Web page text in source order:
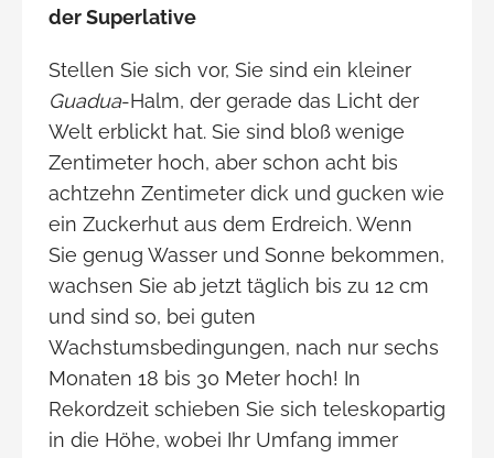
der Superlative
Stellen Sie sich vor, Sie sind ein kleiner
Guadua-Halm, der gerade das Licht der
Welt erblickt hat. Sie sind bloß wenige
Zentimeter hoch, aber schon acht bis
achtzehn Zentimeter dick und gucken wie
ein Zuckerhut aus dem Erdreich. Wenn
Sie genug Wasser und Sonne bekommen,
wachsen Sie ab jetzt täglich bis zu 12 cm
und sind so, bei guten
Wachstumsbedingungen, nach nur sechs
Monaten 18 bis 30 Meter hoch! In
Rekordzeit schieben Sie sich teleskopartig
in die Höhe, wobei Ihr Umfang immer